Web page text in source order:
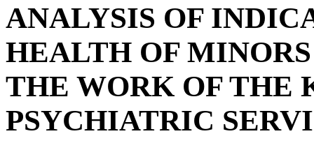
ANALYSIS OF
HEALTH OF
THE WORK OF THE
PSYCHIATRIC